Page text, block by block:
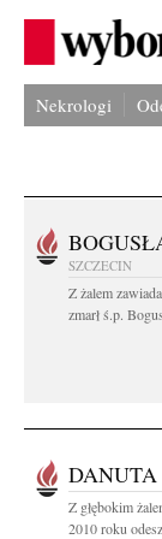
Nekrologi
SZCZECIN
Z żalem
zmarł ś.p.
Z głębokim
2010 roku